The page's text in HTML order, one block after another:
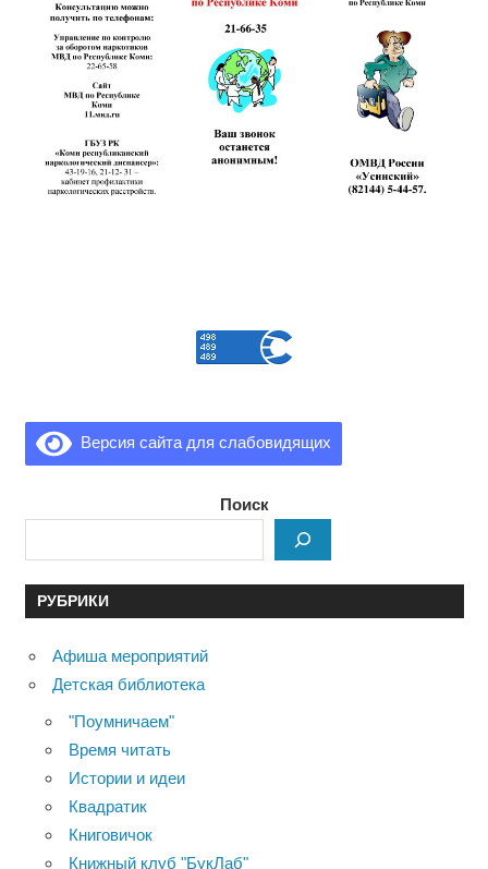
Версия сайта для слабовидящих
Поиск
РУБРИКИ
Афиша мероприятий
Детская библиотека
"Поумничаем"
Время читать
Истории и идеи
Квадратик
Книговичок
Книжный клуб "БукЛаб"